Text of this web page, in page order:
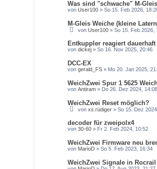
Was sind "schwache" M-
von User100 » So 15. Feb 2026,
M-Gleis Weiche (kleine
von User100 » So 15. Feb 2026,
Entkuppler reagiert dauerhaft
von dickej » So 16. Nov 2025, 20:46
DCC-EX
von gerald_FS » Mo 20. Jan 2025,
WeichZwei Spur 1 5625
von Antiram » Do 26. Dez 2024, 14:08
WeichZwei Reset möglich?
von xs.rüdiger » So 15. Dez
decoder für zweipolx4
von 30-60 » Fr 2. Feb 2024, 10:52
WeichZwei Firmware neu
von MarioD » So 5. Feb 2023, 16:34
WeichZwei Signale in Rocrail